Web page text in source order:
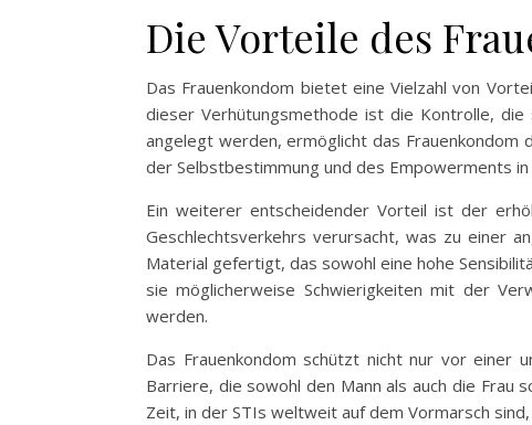
Die Vorteile des
Das Frauenkondom bietet eine Vielzahl von
dieser Verhütungsmethode ist die Kontrolle, die
angelegt werden, ermöglicht das Frauenkondom
der Selbstbestimmung und des Empowerments
Ein weiterer entscheidender Vorteil ist der
Geschlechtsverkehrs verursacht, was zu einer
Material gefertigt, das sowohl eine hohe
sie möglicherweise Schwierigkeiten mit der
werden.
Das Frauenkondom schützt nicht nur vor einer
Barriere, die sowohl den Mann als auch die Frau
Zeit, in der STIs weltweit auf dem Vormarsch